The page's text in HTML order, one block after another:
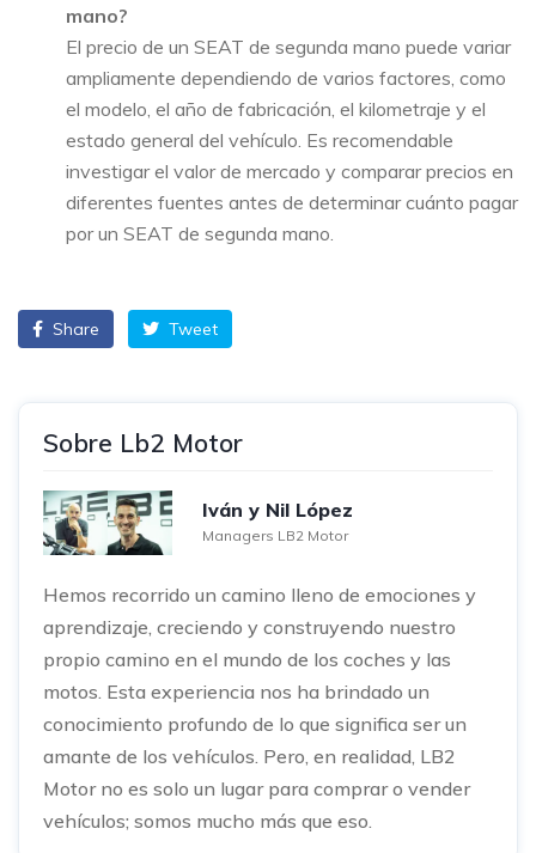
mano?
El precio de un SEAT de segunda mano puede variar
ampliamente dependiendo de varios factores, como
el modelo, el año de fabricación, el kilometraje y el
estado general del vehículo. Es recomendable
investigar el valor de mercado y comparar precios en
diferentes fuentes antes de determinar cuánto pagar
por un SEAT de segunda mano.
Share Tweet
Sobre Lb2 Motor
Iván y Nil López
Managers LB2 Motor
Hemos recorrido un camino lleno de emociones y
aprendizaje, creciendo y construyendo nuestro
propio camino en el mundo de los coches y las
motos. Esta experiencia nos ha brindado un
conocimiento profundo de lo que significa ser un
amante de los vehículos. Pero, en realidad, LB2
Motor no es solo un lugar para comprar o vender
vehículos; somos mucho más que eso.